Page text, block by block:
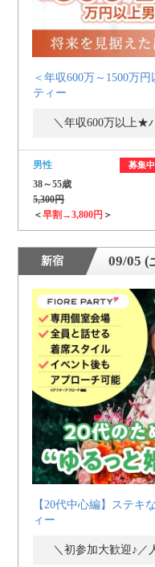
＜年収600万～1500万
ティー
＼年収600万以上★
男性 募集中
38～55歳
5,300円
＜早割→3,800円 ＞
新宿 09/05 (
【20代中心編】ステキ
ィー
＼初参加大歓迎♪／